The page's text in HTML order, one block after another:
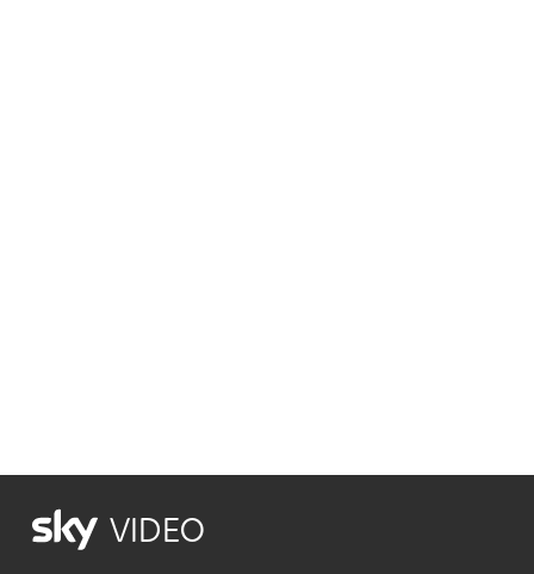
VIDEO